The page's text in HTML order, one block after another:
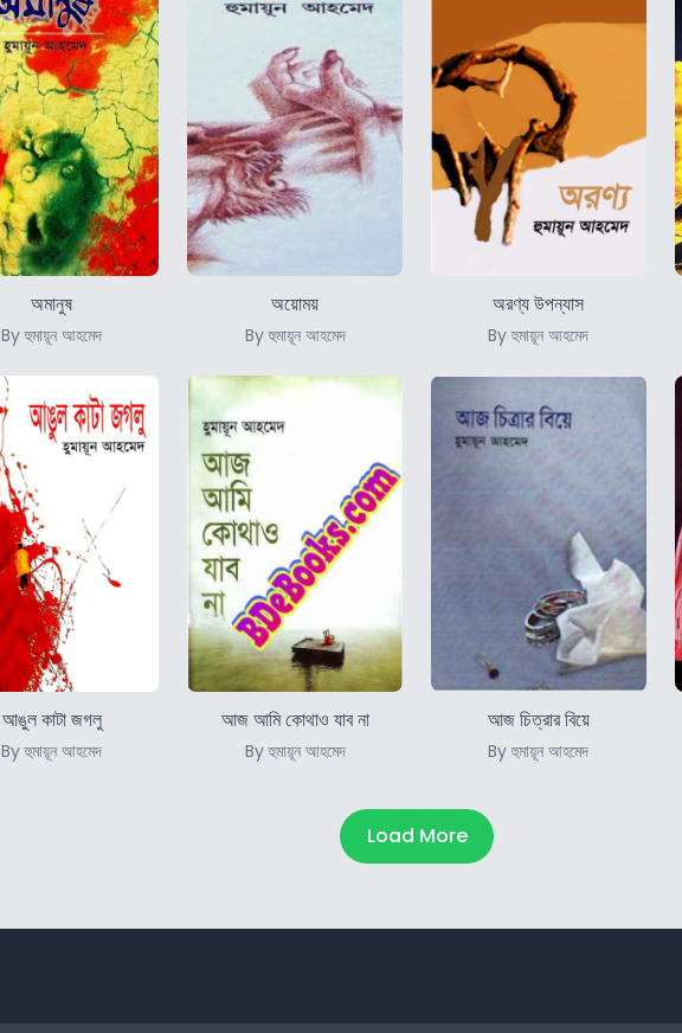
অমানুষ
By হুমায়ূন আহমেদ
অয়োময়
By হুমায়ূন আহমেদ
অরণ্য উপন্যাস
By হুমায়ূন আহমেদ
আঙুল কাটা জগলু
By হুমায়ূন আহমেদ
আজ আমি কোথাও যাব না
By হুমায়ূন আহমেদ
আজ চিত্রার বিয়ে
By হুমায়ূন আহমেদ
Load More